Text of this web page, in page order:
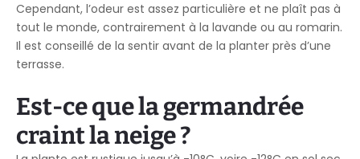
Cependant, l’odeur est assez particulière et ne plaît pas à
tout le monde, contrairement à la lavande ou au romarin.
Il est conseillé de la sentir avant de la planter près d’une
terrasse.
Est-ce que la germandrée
craint la neige ?